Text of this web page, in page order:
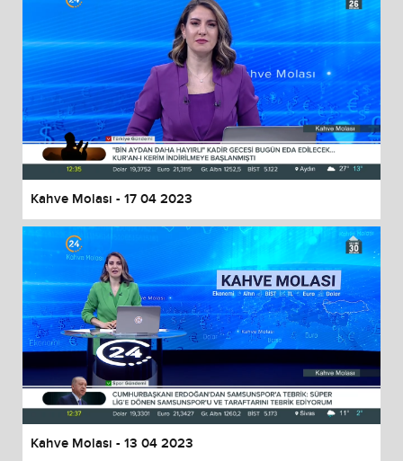
Kahve Molası - 17 04 2023
Kahve Molası - 13 04 2023